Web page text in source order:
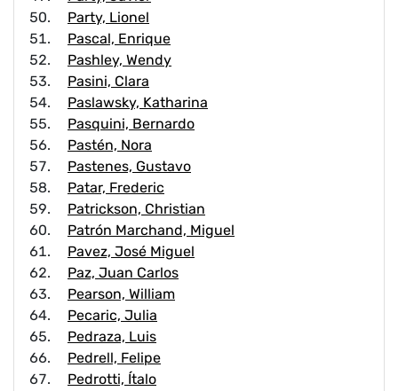
Party, Lionel
Pascal, Enrique
Pashley, Wendy
Pasini, Clara
Paslawsky, Katharina
Pasquini, Bernardo
Pastén, Nora
Pastenes, Gustavo
Patar, Frederic
Patrickson, Christian
Patrón Marchand, Miguel
Pavez, José Miguel
Paz, Juan Carlos
Pearson, William
Pecaric, Julia
Pedraza, Luis
Pedrell, Felipe
Pedrotti, Ítalo